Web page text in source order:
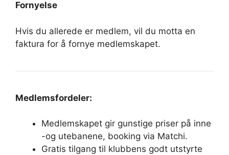
Fornyelse
Hvis du allerede er medlem, vil du motta en
faktura for å fornye medlemskapet.
Medlemsfordeler:
Medlemskapet gir gunstige priser på inne
-og utebanene, booking via Matchi.
Gratis tilgang til klubbens godt utstyrte